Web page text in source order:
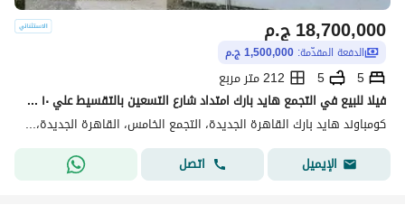
ج.م18,700,000
الدفعة المقدّمة: 1,500,000 ج.م
5
5
212 متر مربع
فيلا للبيع في التجمع هايد بارك امتداد شارع التسعين بالتقسيط علي ١٠ سنين بدون فوايد
كومباوند هايد بارك القاهرة الجديدة، التجمع الخامس، القاهرة الجديدة، القاهرة
الإيميل
اتصل